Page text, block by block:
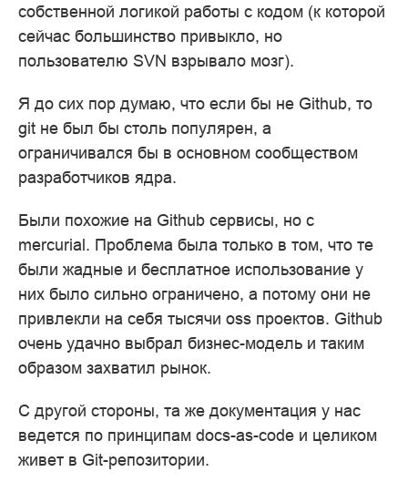
собственной логикой работы с кодом (к которой
сейчас большинство привыкло, но
пользователю SVN взрывало мозг).
Я до сих пор думаю, что если бы не Github, то
git не был бы столь популярен, а
ограничивался бы в основном сообществом
разработчиков ядра.
Были похожие на Github сервисы, но с
mercurial. Проблема была только в том, что те
были жадные и бесплатное использование у
них было сильно ограничено, а потому они не
привлекли на себя тысячи oss проектов. Github
очень удачно выбрал бизнес-модель и таким
образом захватил рынок.
С другой стороны, та же документация у нас
ведется по принципам docs-as-code и целиком
живет в Git-репозитории.